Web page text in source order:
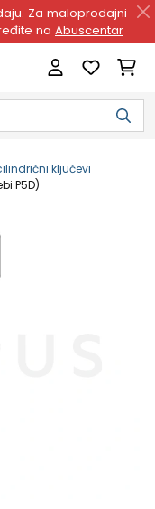
Za maloprodajni
na Abuscentar
ključevi
P5D)